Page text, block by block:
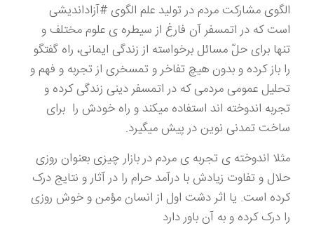
الگوی مشارکت مردم در تولید علم الگوی #آزاداندیشی
است که در اتمسفر آن فارغ از سیطره ی علوم مختلف و
تنها برای حلّ مسائل برخواسته از زندگی ایمانی، راه گفتگو
را باز کرده و بدون هیچ تفاخر و تمسخری از تجربه و فهم و
تحلیل عمومی مردمی که در اتمسفر دینی زندگی کرده و
تجربه اندوخته اند استفاده میکند و راه خودش را برای
ساخت تمدنی نوین در پیش میگیرد.
مثلا اندوخته ی تجربه ی مردم در بازار چیزی بعنوان روزی
حلال و تفاوت زیادش با درآمد حرام را در آثار و نتایج درک
کرده است. یا اثر دشت اول از انسان مؤمن و خوش روزی
را درک کرده و به آن باور دارد